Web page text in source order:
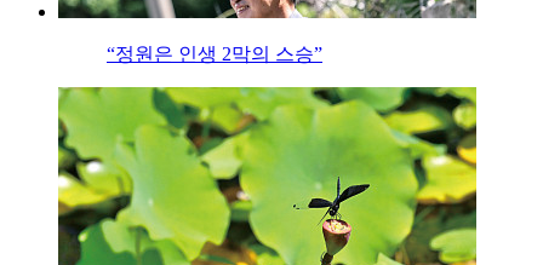
“정원은 인생 2막의 스승”